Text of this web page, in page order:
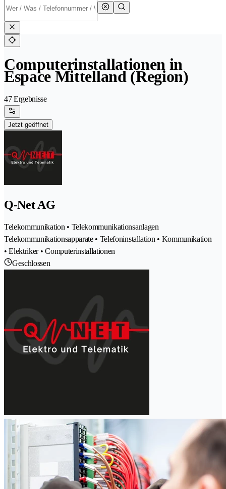
Computerinstallationen in
Espace Mittelland (Region)
47 Ergebnisse
Jetzt geöffnet
Q-Net AG
Telekommunikation • Telekommunikationsanlagen
Telekommunikationsapparate • Telefoninstallation • Kommunikation
• Elektriker • Computerinstallationen
Geschlossen